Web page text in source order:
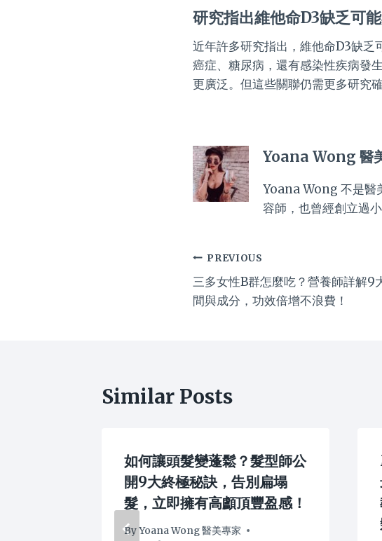
研究指出維他命D3缺乏可
近年許多研究指出，維他命D3缺乏
癌症、糖尿病，還有感染性疾病發
更廣泛。但這些關聯仍需更多研究
Yoana Wong 醫
Yoana Wong 不是醫
容師，也曾經創立過小
Post
navigation
PREVIOUS
三多女性B群怎麼吃？營養師詳解9
間與成分，功效倍增不浪費！
Similar Posts
如何讓頭髮變蓬鬆？髮型師公
開9大終極秘訣，告別扁塌
髮，立即擁有高顱頂豐盈感！
ByYoana Wong 醫美專家